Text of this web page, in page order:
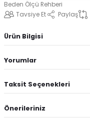
Beden Ölçü Rehberi
Tavsiye Et
Paylaş
Ürün Bilgisi
Yorumlar
Taksit Seçenekleri
Önerileriniz